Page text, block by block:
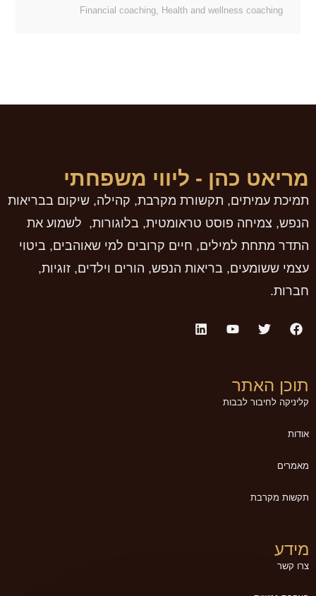
Financial coaching, Health and wellness coaching
מריאט כהן - ליווי משפחתי
תמיכת עמיתים, תקשורת מקרבת, קהילה, שיקום בבריאות
הנפש, צמיחה פוסט טראומטית, בלוגורות, לשמוע את
התדר מתחת למילים, חיים קרובים למי שאוהבים, ביטוי
עצמי ששומעים, בריאות הנפש, הורים וילדים, זוגיות,
חברות.
תוכן האתר
קליניקה לחיבור לבבות
אודות
מאמרים
תקשות מקרבת
מידע
צרו קשר